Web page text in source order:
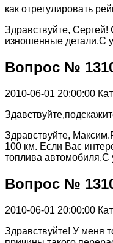
как отрегулировать
Здравствуйте,
изношенные детали.С
Вопрос №
2010-06-01 20:00:00
Здравствуйте,
100 км. Если Вас
топлива
Вопрос №
2010-06-01 20:00:00
Здравствуйте! У меня